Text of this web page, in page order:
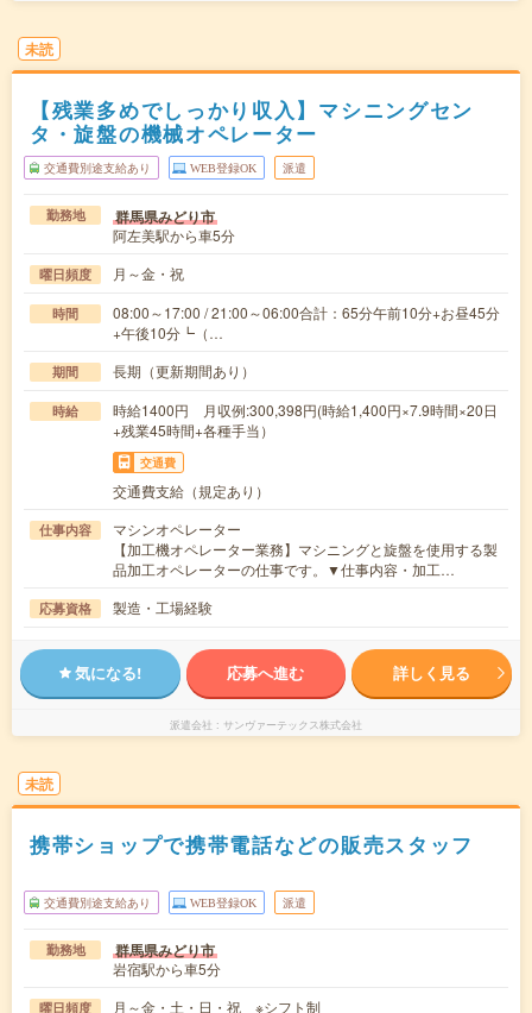
未読
【残業多めでしっかり収入】マシニングセン
タ・旋盤の機械オペレーター
交通費別途支給あり WEB登録OK 派遣
勤務地 群馬県みどり市
阿左美駅から車5分
曜日頻度 月～金・祝
時間
08:00～17:00 / 21:00～06:00合計：65分午前10分+お昼45分
+午後10分┗（…
期間 長期（更新期間あり）
時給
時給1400円 月収例:300,398円(時給1,400円×7.9時間×20日
+残業45時間+各種手当）
交通費
交通費支給（規定あり）
仕事内容
マシンオペレーター
【加工機オペレーター業務】マシニングと旋盤を使用する製
品加工オペレーターの仕事です。▼仕事内容・加工…
応募資格 製造・工場経験
気になる! 応募へ進む 詳しく見る
派遣会社 サンヴァーテックス株式会社
未読
携帯ショップで携帯電話などの販売スタッフ
交通費別途支給あり WEB登録OK 派遣
勤務地 群馬県みどり市
岩宿駅から車5分
曜日頻度 月～金・土・日・祝 ※シフト制